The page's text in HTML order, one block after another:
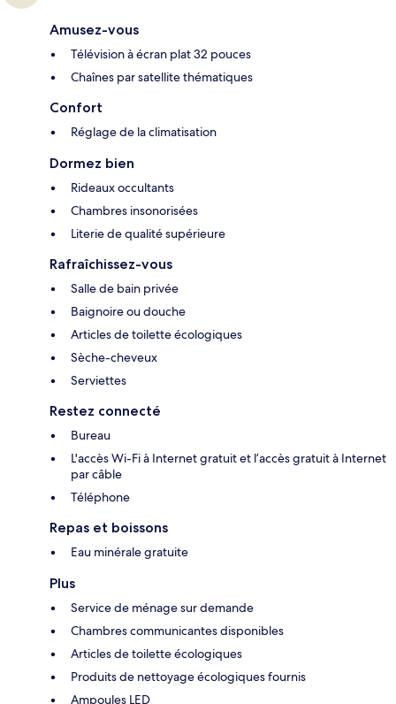
Amusez-vous
Télévision à écran plat 32 pouces
Chaînes par satellite thématiques
Confort
Réglage de la climatisation
Dormez bien
Rideaux occultants
Chambres insonorisées
Literie de qualité supérieure
Rafraîchissez-vous
Salle de bain privée
Baignoire ou douche
Articles de toilette écologiques
Sèche-cheveux
Serviettes
Restez connecté
Bureau
L'accès Wi-Fi à Internet gratuit et l’accès gratuit à Internet
par câble
Téléphone
Repas et boissons
Eau minérale gratuite
Plus
Service de ménage sur demande
Chambres communicantes disponibles
Articles de toilette écologiques
Produits de nettoyage écologiques fournis
Ampoules LED